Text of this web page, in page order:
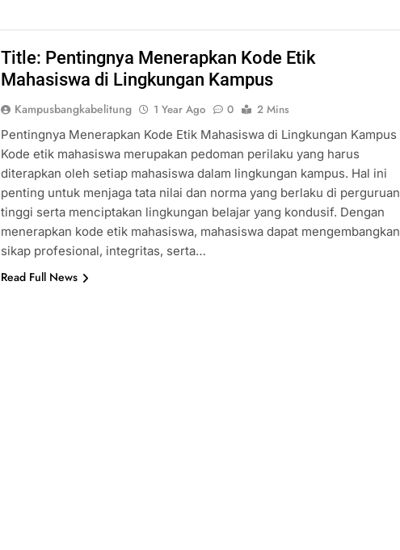
Title: Pentingnya Menerapkan Kode Etik
Mahasiswa di Lingkungan Kampus
Kampusbangkabelitung 1 Year Ago 0
2 Mins
Pentingnya Menerapkan Kode Etik Mahasiswa di Lingkungan Kampus
Kode etik mahasiswa merupakan pedoman perilaku yang harus
diterapkan oleh setiap mahasiswa dalam lingkungan kampus. Hal ini
penting untuk menjaga tata nilai dan norma yang berlaku di perguruan
tinggi serta menciptakan lingkungan belajar yang kondusif. Dengan
menerapkan kode etik mahasiswa, mahasiswa dapat mengembangkan
sikap profesional, integritas, serta…
Read Full News